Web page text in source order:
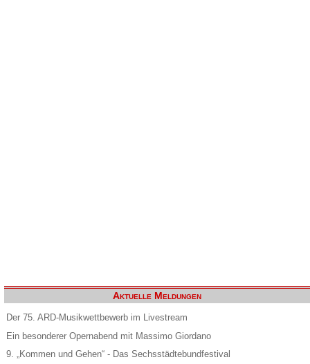
Aktuelle Meldungen
Der 75. ARD-Musikwettbewerb im Livestream
Ein besonderer Opernabend mit Massimo Giordano
9. „Kommen und Gehen“ - Das Sechsstädtebundfestival